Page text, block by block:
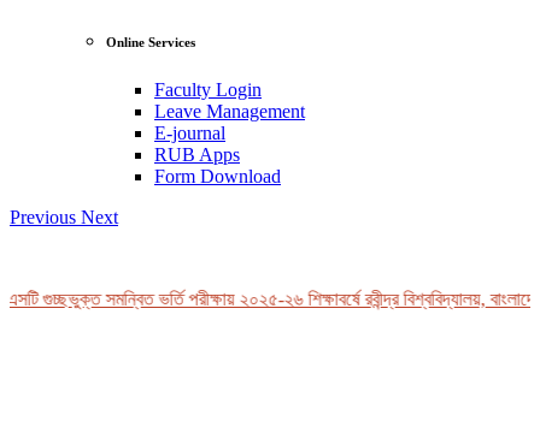
Online Services
Faculty Login
Leave Management
E-journal
RUB Apps
Form Download
Previous Next
গুচ্ছভুক্ত সমন্বিত ভর্তি পরীক্ষায় ২০২৫-২৬ শিক্ষাবর্ষে রবীন্দ্র বিশ্ববিদ্যালয়,